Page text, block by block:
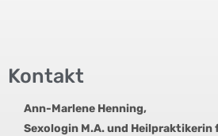
Kontakt
Ann-Marlene Henning,
Sexologin M.A. und